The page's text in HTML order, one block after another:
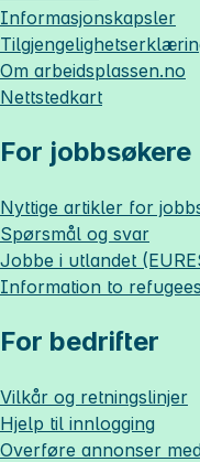
Informasjonskapsler
Om arbeidsplassen.no
Nettstedkart
For jobbsøkere
Nyttige artikler for
Spørsmål og svar
Jobbe i utlandet
Information to
For bedrifter
Vilkår og retningslinjer
Hjelp til innlogging
Overføre annonser